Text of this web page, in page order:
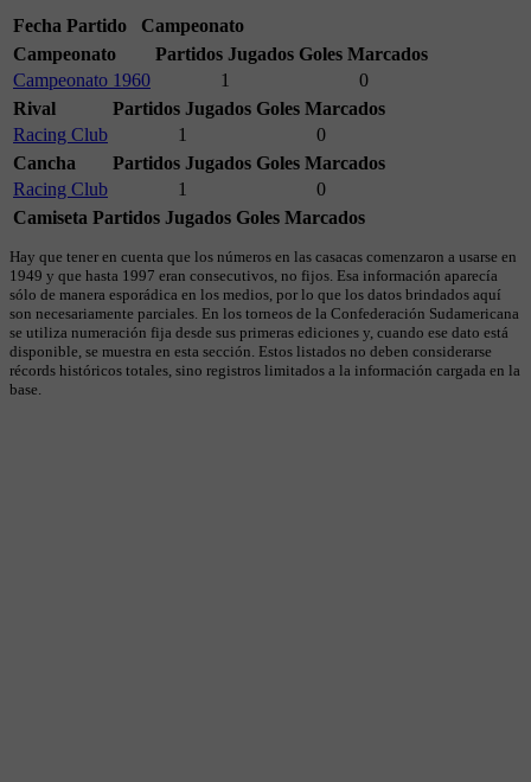
Fecha Partido
Campeonato
Campeonato
Partidos Jugados Goles Marcados
Campeonato 1960
1
0
Rival
Partidos Jugados Goles Marcados
Racing Club
1
0
Cancha
Partidos Jugados Goles Marcados
Racing Club
1
0
Camiseta Partidos Jugados Goles Marcados
Hay que tener en cuenta que los números en las casacas comenzaron a usarse en
1949 y que hasta 1997 eran consecutivos, no fijos. Esa información aparecía
sólo de manera esporádica en los medios, por lo que los datos brindados aquí
son necesariamente parciales. En los torneos de la Confederación Sudamericana
se utiliza numeración fija desde sus primeras ediciones y, cuando ese dato está
disponible, se muestra en esta sección. Estos listados no deben considerarse
récords históricos totales, sino registros limitados a la información cargada en la
base.